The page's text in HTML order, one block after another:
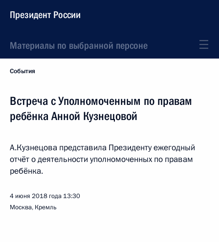
Президент России
Материалы по выбранной персоне
События
Встреча с Уполномоченным по правам
ребёнка Анной Кузнецовой
А.Кузнецова представила Президенту ежегодный
отчёт о деятельности уполномоченных по правам
ребёнка.
4 июня 2018 года 13:30
Москва, Кремль